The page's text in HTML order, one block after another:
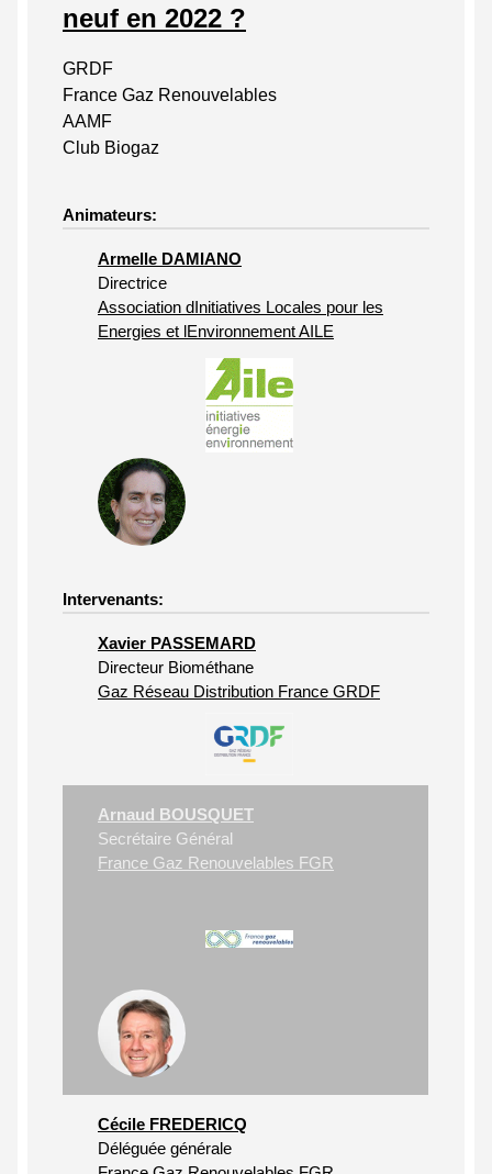
neuf en 2022 ?
GRDF
France Gaz Renouvelables
AAMF
Club Biogaz
Animateurs:
Armelle DAMIANO
Directrice
Association dInitiatives Locales pour les
Energies et lEnvironnement AILE
Intervenants:
Xavier PASSEMARD
Directeur Biométhane
Gaz Réseau Distribution France GRDF
Arnaud BOUSQUET
Secrétaire Général
France Gaz Renouvelables FGR
Cécile FREDERICQ
Déléguée générale